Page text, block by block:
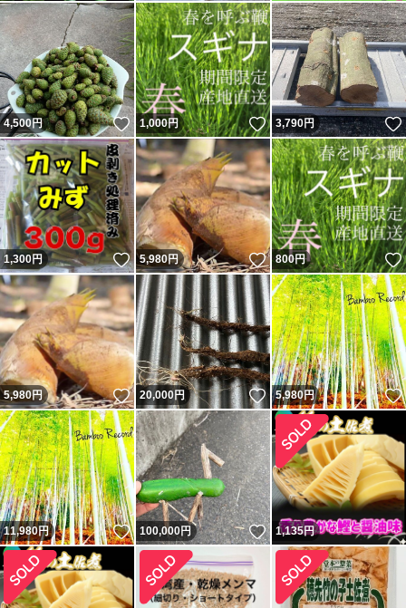
4,500円 いいね！
1,000円 いいね！
3,790円
1,300円 いいね！
5,980円 いいね！
800円
5,980円 いいね！
20,000円 いいね！
5,980円
11,980円 いいね！
100,000円 いいね！
1,135円